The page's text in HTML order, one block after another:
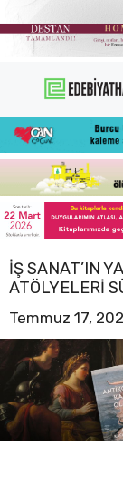
atla
İŞ SANAT’IN
ATÖLYELERI
Temmuz 17,